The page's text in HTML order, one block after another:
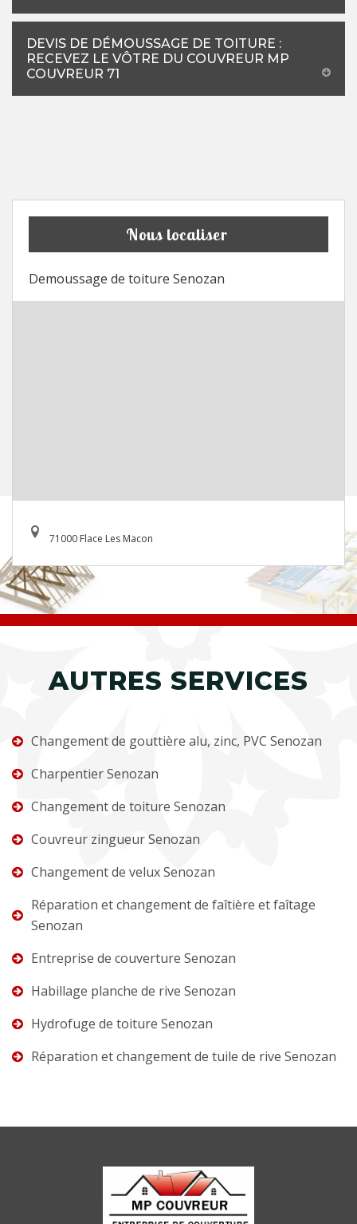
DEVIS DE DÉMOUSSAGE DE TOITURE :
RECEVEZ LE VÔTRE DU COUVREUR MP
COUVREUR 71
Nous localiser
Demoussage de toiture Senozan
71000 Flace Les Macon
AUTRES SERVICES
Changement de gouttière alu, zinc, PVC Senozan
Charpentier Senozan
Changement de toiture Senozan
Couvreur zingueur Senozan
Changement de velux Senozan
Réparation et changement de faîtière et faîtage
Senozan
Entreprise de couverture Senozan
Habillage planche de rive Senozan
Hydrofuge de toiture Senozan
Réparation et changement de tuile de rive Senozan